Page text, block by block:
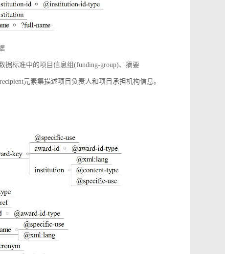
标准中的项目信息组(funding-group)、摘要
元素集描述项目负责人和项目承担机构信息。